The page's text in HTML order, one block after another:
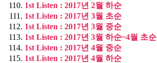
1st Listen : 2017년 2월 하순
1st Listen : 2017년 3월 초순
1st Listen : 2017년 3월 중순
1st Listen : 2017년 3월 하순~4월 초순
1st Listen : 2017년 4월 중순
1st Listen : 2017년 4월 하순